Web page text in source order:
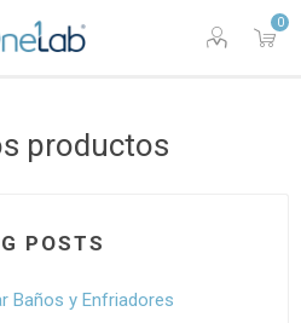
0
productos
POSTS
Baños y Enfriadores